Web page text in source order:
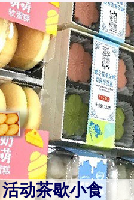
活动茶歇小食